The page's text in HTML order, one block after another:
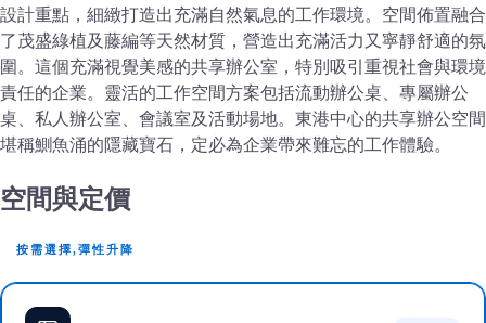
設計重點，細緻打造出充滿自然氣息的工作環境。空間佈置融合
了茂盛綠植及藤編等天然材質，營造出充滿活力又寧靜舒適的氛
圍。這個充滿視覺美感的共享辦公室，特別吸引重視社會與環境
責任的企業。靈活的工作空間方案包括流動辦公桌、專屬辦公
桌、私人辦公室、會議室及活動場地。東港中心的共享辦公空間
堪稱鰂魚涌的隱藏寶石，定必為企業帶來難忘的工作體驗。
空間與定價
按需選擇,彈性升降